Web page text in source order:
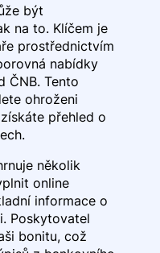
být
na to. Klíčem je
prostřednictvím
nabídky
ČNB. Tento
ohroženi
přehled o
několik
online
informace o
Poskytovatel
bonitu, což